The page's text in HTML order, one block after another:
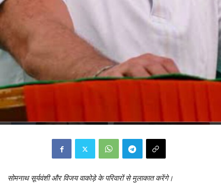
सोमनाथ सूर्यवंशी और विजय वाकोड़े के परिवारों से मुलाकात करेंगे।